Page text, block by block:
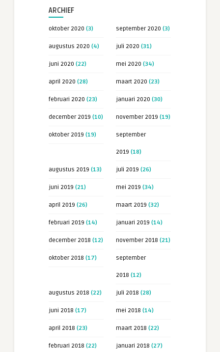
ARCHIEF
oktober 2020 (3) september 2020 (3)
augustus 2020 (4) juli 2020 (31)
juni 2020 (22) mei 2020 (34)
april 2020 (28) maart 2020 (23)
februari 2020 (23) januari 2020 (30)
december 2019 (10) november 2019 (19)
oktober 2019 (19) september
2019 (18)
augustus 2019 (13) juli 2019 (26)
juni 2019 (21) mei 2019 (34)
april 2019 (26) maart 2019 (32)
februari 2019 (14) januari 2019 (14)
december 2018 (12) november 2018 (21)
oktober 2018 (17) september
2018 (12)
augustus 2018 (22) juli 2018 (28)
juni 2018 (17) mei 2018 (14)
april 2018 (23) maart 2018 (22)
februari 2018 (22) januari 2018 (27)